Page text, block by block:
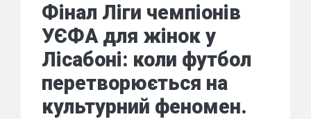
Фінал Ліги чемпіонів
УЄФА для жінок у
Лісабоні: коли футбол
перетворюється на
культурний феномен.